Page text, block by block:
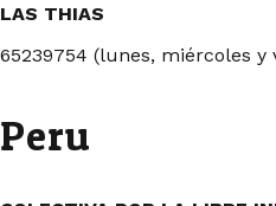
LAS THIAS
65239754 (lunes, miércoles y
Peru